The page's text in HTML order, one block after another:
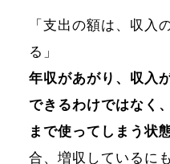
「支出の額は、収入
る」
年収があがり、収入
できるわけではなく
まで使ってしまう状
合、増収しているに